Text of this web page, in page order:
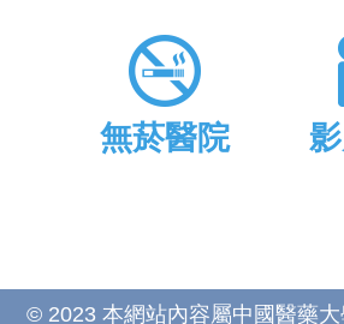
無菸醫院
© 2023 本網站內容屬中國醫藥大